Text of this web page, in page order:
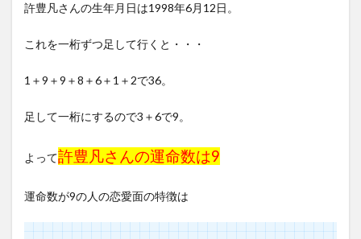
許豊凡さんの生年月日は1998年6月12日。
これを一桁ずつ足して行くと・・・
1＋9＋9＋8＋6＋1＋2で36。
足して一桁にするので3＋6で9。
よって許豊凡さんの運命数は9
運命数が9の人の恋愛面の特徴は